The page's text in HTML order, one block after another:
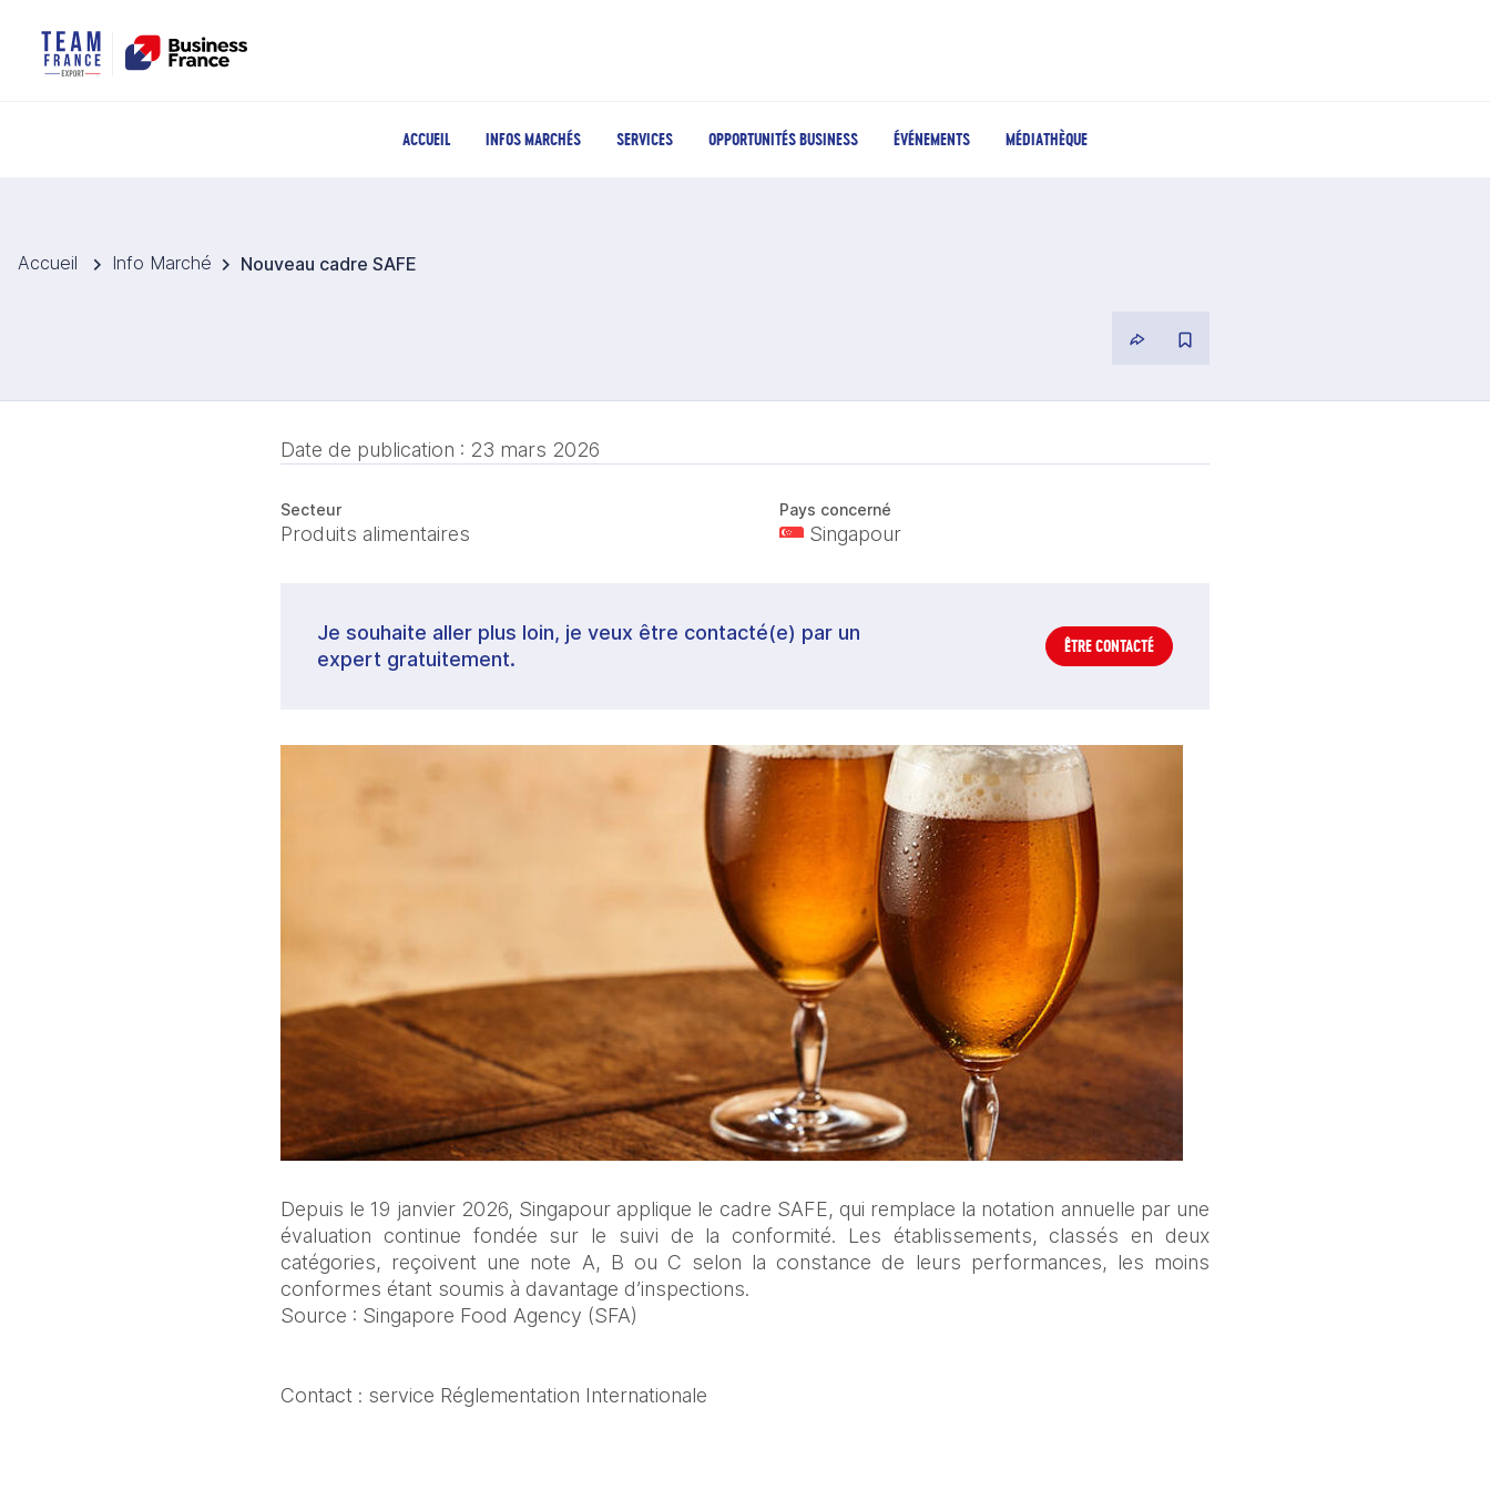
ACCUEIL INFOS MARCHÉS SERVICES OPPORTUNITÉS BUSINESS ÉVÉNEMENTS MÉDIATHÈQUE
Accueil Info Marché Nouveau cadre SAFE
Date de publication : 23 mars 2026
Secteur
Produits alimentaires
Pays concerné
Singapour
Je souhaite aller plus loin, je veux être contacté(e) par un
expert gratuitement.
ÊTRE CONTACTÉ
Depuis le 19 janvier 2026, Singapour applique le cadre SAFE, qui remplace la notation annuelle par une
évaluation continue fondée sur le suivi de la conformité. Les établissements, classés en deux
catégories, reçoivent une note A, B ou C selon la constance de leurs performances, les moins
conformes étant soumis à davantage d’inspections.
Source : Singapore Food Agency (SFA)
Contact : service Réglementation Internationale